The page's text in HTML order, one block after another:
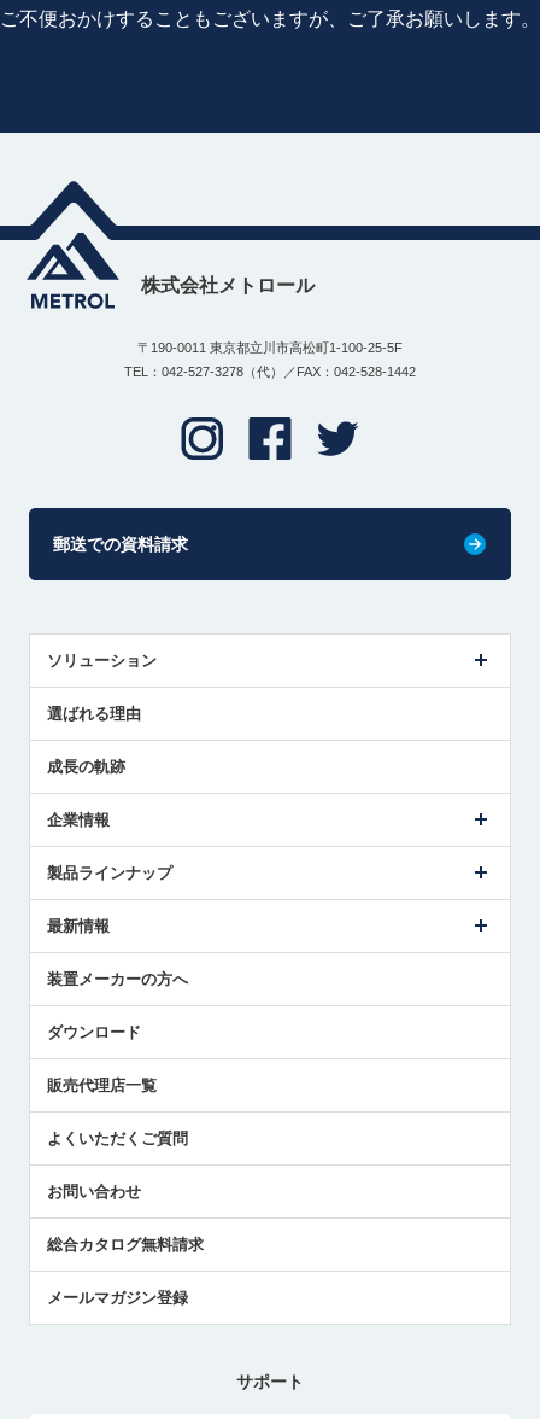
ご不便おかけすることもございますが、ご了承お願いします。
株式会社メトロール
〒190-0011 東京都立川市高松町1-100-25-5F
TEL：042-527-3278（代）／FAX：042-528-1442
郵送での資料請求
ソリューション
解決策提案
選ばれる理由
成長の軌跡
企業情報
ごあいさつ
受賞履歴
採用情報
国/地域/言語
製品ラインナップ
ツールセッタ製品
エアマイクロセンサ製品
最新情報
メトロールの技術
社員ブログ
中小企業のBCP地震対策
センサのテクニカルガイド
社長ブログ
装置メーカーの方へ
ダウンロード
販売代理店一覧
よくいただくご質問
お問い合わせ
総合カタログ無料請求
メールマガジン登録
サポート